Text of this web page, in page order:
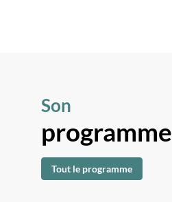
Son
programme
Tout le programme